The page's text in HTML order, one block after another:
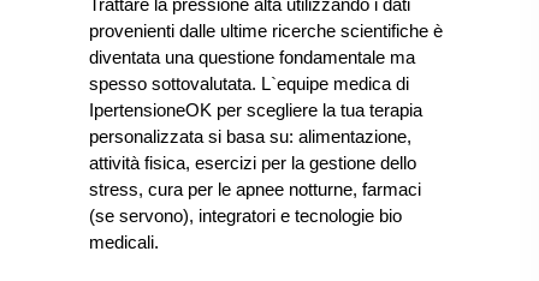
provenienti dalle ultime ricerche scientifiche è
diventata una questione fondamentale ma
spesso sottovalutata. L`equipe medica di
IpertensioneOK per scegliere la tua terapia
personalizzata si basa su: alimentazione,
attività fisica, esercizi per la gestione dello
stress, cura per le apnee notturne, farmaci
(se servono), integratori e tecnologie bio
medicali.